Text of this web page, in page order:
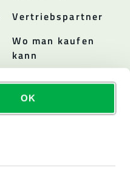
OK
Vertriebspartner
Wo man kaufen
kann